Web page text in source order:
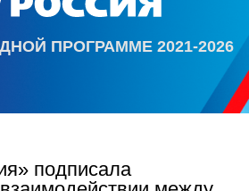
ПРОГРАММЕ 2021-2026
подписала